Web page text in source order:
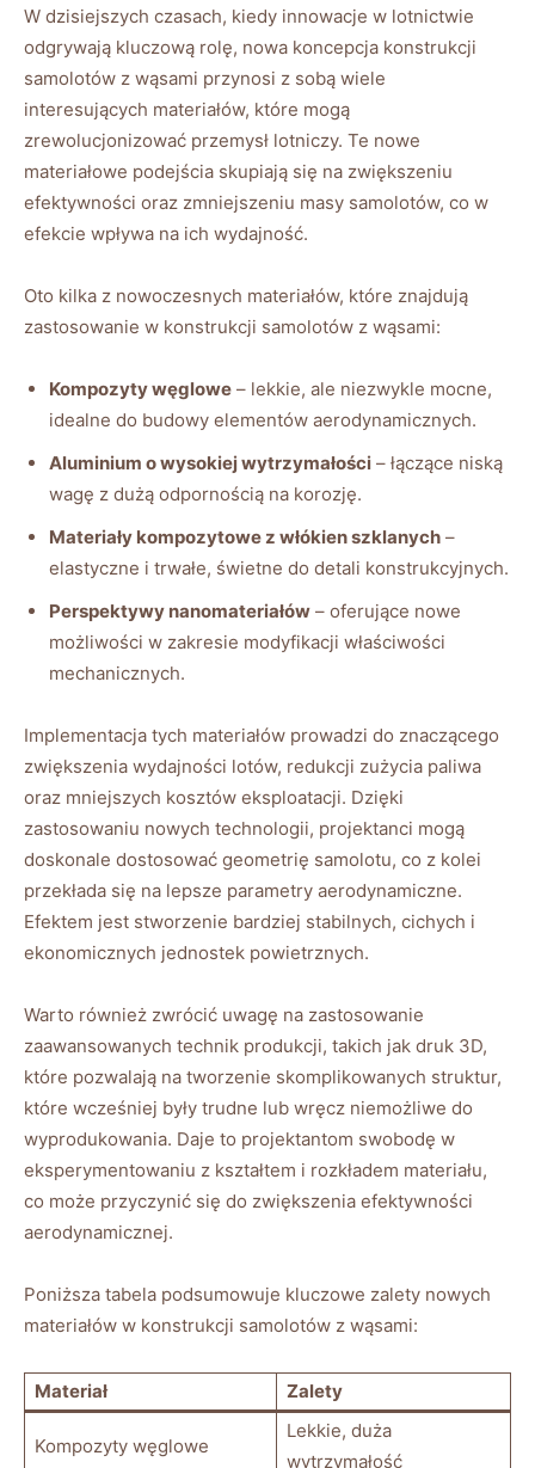
W dzisiejszych czasach, kiedy innowacje‌ w lotnictwie
odgrywają kluczową rolę, ‍nowa koncepcja konstrukcji⁣
samolotów z wąsami przynosi z sobą ‍wiele
interesujących⁣ materiałów, które mogą
zrewolucjonizować przemysł lotniczy. Te nowe
materiałowe podejścia skupiają się na zwiększeniu
efektywności oraz zmniejszeniu masy samolotów,‌ co w
efekcie wpływa na ich wydajność.
Oto kilka z nowoczesnych materiałów, które znajdują
zastosowanie w konstrukcji samolotów z wąsami:
Kompozyty węglowe – lekkie, ale niezwykle mocne,
idealne do budowy elementów aerodynamicznych.
Aluminium o wysokiej wytrzymałości – łączące niską
wagę z dużą odpornością na korozję.
Materiały kompozytowe z włókien szklanych –‌
elastyczne i trwałe, ⁤świetne do detali konstrukcyjnych.
Perspektywy nanomateriałów – oferujące nowe
‌możliwości w zakresie modyfikacji właściwości
mechanicznych.
Implementacja⁢ tych materiałów prowadzi do znaczącego
zwiększenia wydajności lotów, redukcji zużycia paliwa
oraz mniejszych kosztów eksploatacji. Dzięki
zastosowaniu nowych technologii, projektanci ⁣mogą
doskonale dostosować geometrię samolotu, co z kolei
przekłada ‍się na lepsze‌ parametry aerodynamiczne.
Efektem jest stworzenie bardziej stabilnych, cichych i
ekonomicznych jednostek powietrznych.
Warto również⁢ zwrócić uwagę na zastosowanie
zaawansowanych technik produkcji, takich jak druk 3D,
które pozwalają na tworzenie skomplikowanych struktur,
które wcześniej były trudne lub wręcz niemożliwe do
wyprodukowania. Daje to projektantom swobodę w
eksperymentowaniu z kształtem ⁢i ‍rozkładem materiału,
co może przyczynić się do zwiększenia efektywności
aerodynamicznej.
Poniższa tabela podsumowuje ‌kluczowe zalety nowych
materiałów w konstrukcji samolotów z wąsami:
Materiał Zalety
Kompozyty węglowe
Lekkie, duża
wytrzymałość